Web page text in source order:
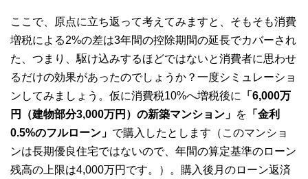
ここで、原点に立ち返って考えてみますと、そもそも消費
増税による2%の差は3年間の控除期間の延長でカバーされ
た、つまり、駆け込みするほどではないと消費者に思わせ
るだけの効果があったのでしょうか？一度シミュレーショ
ンしてみましょう。仮に消費税10%へ増税後に
「6,000万
円（建物部分3,000万円）の新築マンション」 を 「金利
0.5%のフルローン」 で購入したとします（このマンショ
ンは長期優良住宅ではないので、年間の算定基準のローン
残高の上限は4,000万円です。）。購入後月のローン返済